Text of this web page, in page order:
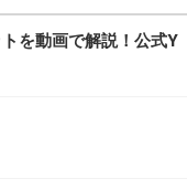
を動画で解説！公式Y